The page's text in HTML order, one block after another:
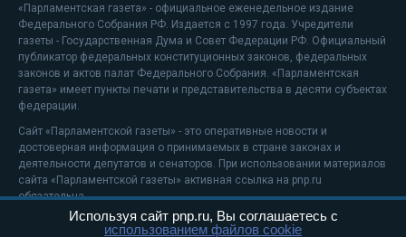
«Парламентская газета» - официальное еженедельное издание
Федерального Собрания РФ. Издается с 1997 года. Учредители
газеты - Государственная Дума и Совет Федерации РФ. Официальный
публикатор федеральных конституционных законов, федеральных
законов и актов палат Федерального Собрания. «Парламентская
газета» имеет пункты печати и представительства в десяти субъектах
федерации.
Сайт «Парламентской газеты» - это оперативные новости и
достоверная информация о принимаемых в стране законах и
деятельности депутатов и сенаторов. При использовании материалов
сайта «Парламентской газеты» активная ссылка на pnp.ru
обязательна.
На информационном ресурсе применяютсярекомендательные
Используя сайт pnp.ru, Вы соглашаетесь с
использованием файлов cookie